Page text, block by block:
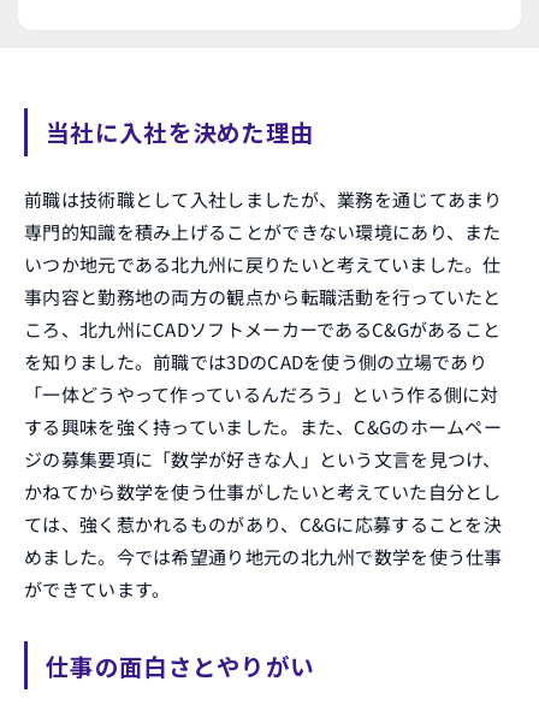
当社に入社を決めた理由
前職は技術職として入社しましたが、業務を通じてあまり
専門的知識を積み上げることができない環境にあり、また
いつか地元である北九州に戻りたいと考えていました。仕
事内容と勤務地の両方の観点から転職活動を行っていたと
ころ、北九州にCADソフトメーカーであるC&Gがあること
を知りました。前職では3DのCADを使う側の立場であり
「一体どうやって作っているんだろう」という作る側に対
する興味を強く持っていました。また、C&Gのホームペー
ジの募集要項に「数学が好きな人」という文言を見つけ、
かねてから数学を使う仕事がしたいと考えていた自分とし
ては、強く惹かれるものがあり、C&Gに応募することを決
めました。今では希望通り地元の北九州で数学を使う仕事
ができています。
仕事の面白さとやりがい